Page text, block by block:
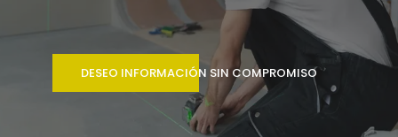
DESEO INFORMACIÓN SIN COMPROMISO